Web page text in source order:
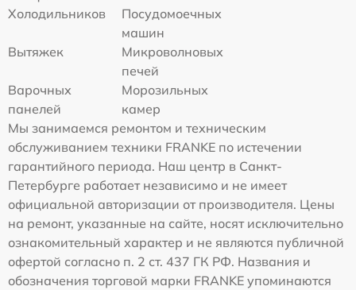
Холодильников
Посудомоечных
машин
Вытяжек
Микроволновых
печей
Варочных
панелей
Морозильных
камер
Мы занимаемся ремонтом и техническим
обслуживанием техники FRANKE по истечении
гарантийного периода. Наш центр в Санкт-
Петербурге работает независимо и не имеет
официальной авторизации от производителя. Цены
на ремонт, указанные на сайте, носят исключительно
ознакомительный характер и не являются публичной
офертой согласно п. 2 ст. 437 ГК РФ. Названия и
обозначения торговой марки FRANKE упоминаются